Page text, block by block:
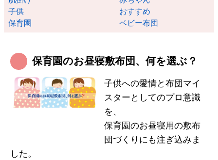
子供
おすすめ
保育園
ベビー布団
保育園のお昼寝敷布団、何を選ぶ？
子供への愛情と布団マイ
スターとしてのプロ意識
を、
保育園のお昼寝用の敷布
団づくりにも注ぎ込みま
した。